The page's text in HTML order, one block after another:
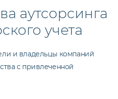
аутсорсинга
учета
и владельцы компаний
с привлеченной